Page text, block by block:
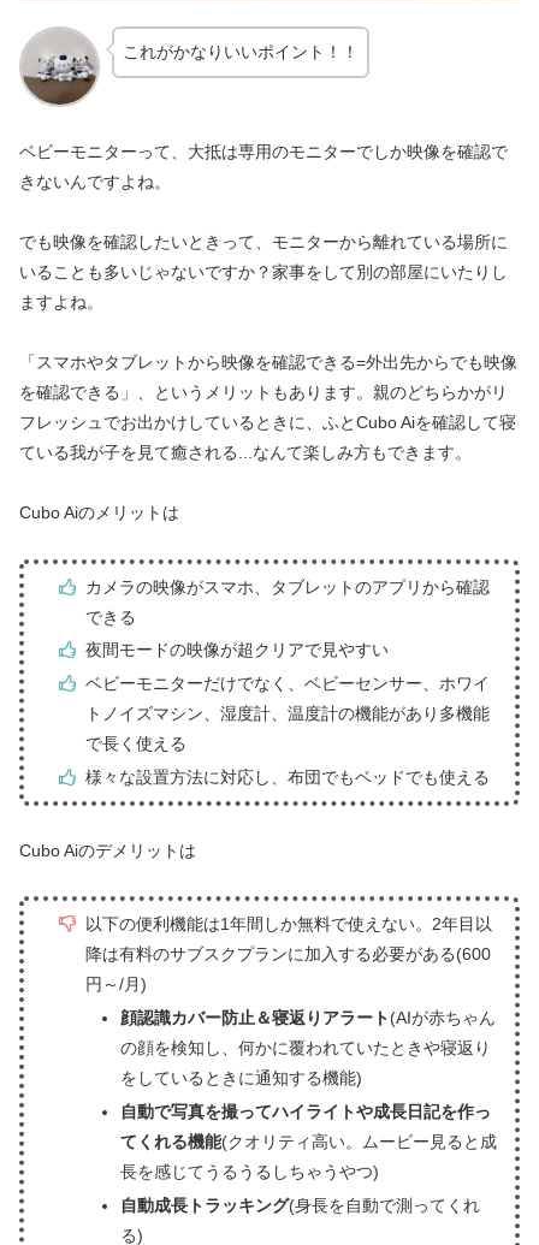
これがかなりいいポイント！！
ベビーモニターって、大抵は専用のモニターでしか映像を確認で
きないんですよね。
でも映像を確認したいときって、モニターから離れている場所に
いることも多いじゃないですか？家事をして別の部屋にいたりし
ますよね。
「スマホやタブレットから映像を確認できる=外出先からでも映像
を確認できる」、というメリットもあります。親のどちらかがリ
フレッシュでお出かけしているときに、ふとCubo Aiを確認して寝
ている我が子を見て癒される...なんて楽しみ方もできます。
Cubo Aiのメリットは
カメラの映像がスマホ、タブレットのアプリから確認
できる
夜間モードの映像が超クリアで見やすい
ベビーモニターだけでなく、ベビーセンサー、ホワイ
トノイズマシン、湿度計、温度計の機能があり多機能
で長く使える
様々な設置方法に対応し、布団でもベッドでも使える
Cubo Aiのデメリットは
以下の便利機能は1年間しか無料で使えない。2年目以
降は有料のサブスクプランに加入する必要がある(600
円～/月)
顔認識カバー防止＆寝返りアラート(AIが赤ちゃん
の顔を検知し、何かに覆われていたときや寝返り
をしているときに通知する機能)
自動で写真を撮ってハイライトや成長日記を作っ
てくれる機能(クオリティ高い。ムービー見ると成
長を感じてうるうるしちゃうやつ)
自動成長トラッキング(身長を自動で測ってくれ
る)